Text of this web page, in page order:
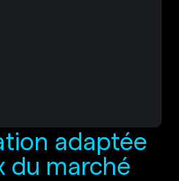
adaptée
du marché